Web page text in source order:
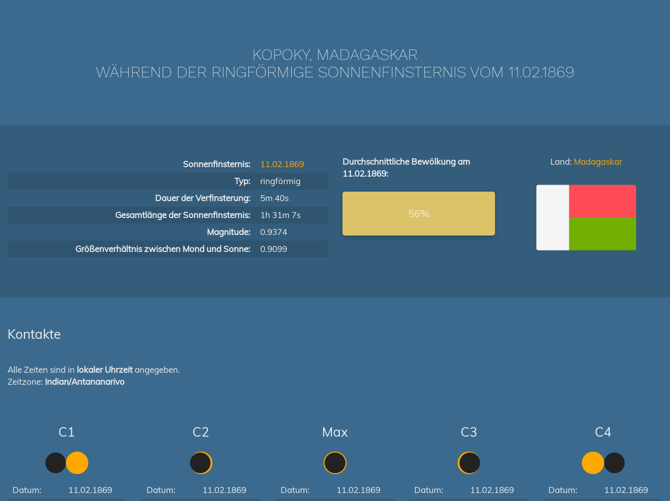
KOPOKY, MADAGASKAR
WÄHREND DER RINGFÖRMIGE SONNENFINSTERNIS VOM 11.02.1869
Sonnenfinsternis:
11.02.1869
Typ:
ringförmig
Dauer der Verfinsterung:
5m 40s
Gesamtlänge der Sonnenfinsternis:
1h 31m 7s
Magnitude:
0.9374
Größenverhältnis zwischen Mond und Sonne:
0.9099
Durchschnittliche Bewölkung am
11.02.1869:
56%
Land: Madagaskar
Kontakte
Alle Zeiten sind in lokaler Uhrzeitangegeben.
Zeitzone: Indian/Antananarivo
C1
Datum:
11.02.1869
C2
Datum:
11.02.1869
Max
Datum:
11.02.1869
C3
Datum:
11.02.1869
C4
Datum:
11.02.1869